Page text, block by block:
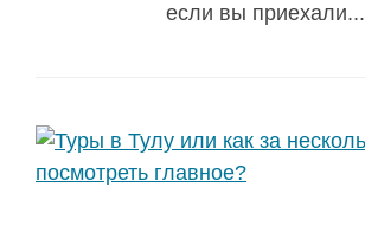
если вы приехали...